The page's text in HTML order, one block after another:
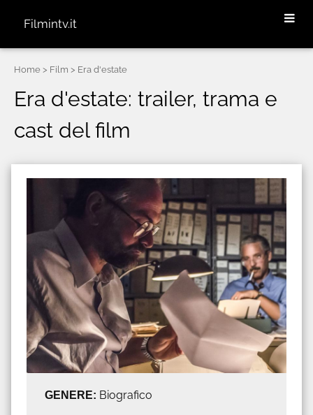
Filmintv.it
Home > Film > Era d'estate
Era d'estate: trailer, trama e
cast del film
GENERE: Biografico